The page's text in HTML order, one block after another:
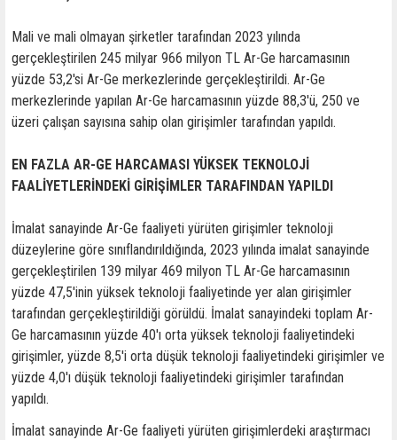
Mali ve mali olmayan şirketler tarafından 2023 yılında
gerçekleştirilen 245 milyar 966 milyon TL Ar-Ge harcamasının
yüzde 53,2'si Ar-Ge merkezlerinde gerçekleştirildi. Ar-Ge
merkezlerinde yapılan Ar-Ge harcamasının yüzde 88,3'ü, 250 ve
üzeri çalışan sayısına sahip olan girişimler tarafından yapıldı.
EN FAZLA AR-GE HARCAMASI YÜKSEK TEKNOLOJİ
FAALİYETLERİNDEKİ GİRİŞİMLER TARAFINDAN YAPILDI
İmalat sanayinde Ar-Ge faaliyeti yürüten girişimler teknoloji
düzeylerine göre sınıflandırıldığında, 2023 yılında imalat sanayinde
gerçekleştirilen 139 milyar 469 milyon TL Ar-Ge harcamasının
yüzde 47,5'inin yüksek teknoloji faaliyetinde yer alan girişimler
tarafından gerçekleştirildiği görüldü. İmalat sanayindeki toplam Ar-
Ge harcamasının yüzde 40'ı orta yüksek teknoloji faaliyetindeki
girişimler, yüzde 8,5'i orta düşük teknoloji faaliyetindeki girişimler ve
yüzde 4,0'ı düşük teknoloji faaliyetindeki girişimler tarafından
yapıldı.
İmalat sanayinde Ar-Ge faaliyeti yürüten girişimlerdeki araştırmacı